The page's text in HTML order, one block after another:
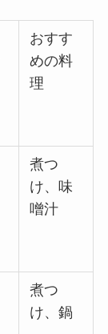
おすす
めの料
理
煮つ
け、味
噌汁
煮つ
け、鍋